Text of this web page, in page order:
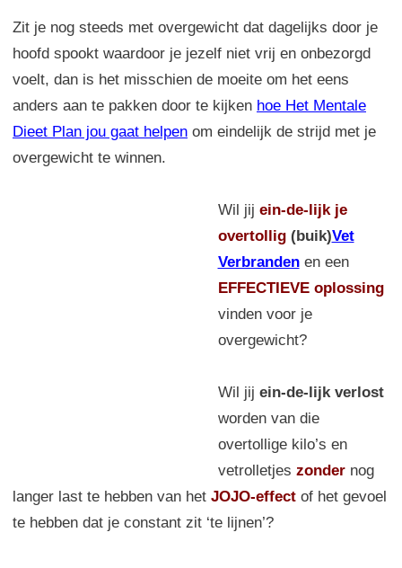
Zit je nog steeds met overgewicht dat dagelijks door je
hoofd spookt waardoor je jezelf niet vrij en onbezorgd
voelt, dan is het misschien de moeite om het eens
anders aan te pakken door te kijken hoe Het Mentale
Dieet Plan jou gaat helpen om eindelijk de strijd met je
overgewicht te winnen.
Wil jij ein-de-lijk je
overtollig(buik)Vet
Verbranden en een
EFFECTIEVE oplossing
vinden voor je
overgewicht?
Wil jij ein-de-lijk verlost
worden van die
overtollige kilo’s en
vetrolletjes zondernog
langer last te hebben van het JOJO-effect of het gevoel
te hebben dat je constant zit ‘te lijnen’?